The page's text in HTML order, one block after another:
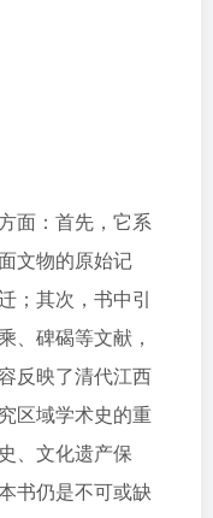
面：首先，它系
文物的原始记
；其次，书中引
、碑碣等文献，
反映了清代江西
区域学术史的重
、文化遗产保
书仍是不可或缺